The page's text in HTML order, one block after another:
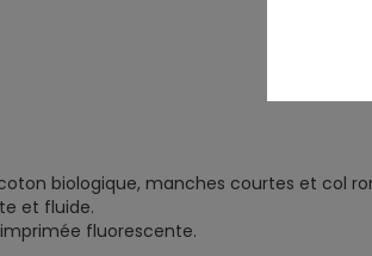
biologique, manches courtes et col
et fluide.
fluorescente.